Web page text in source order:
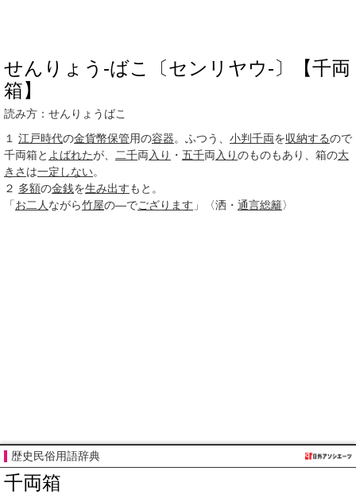
せんりょう‐ばこ〔センリヤウ‐〕【千両
箱】
読み方：せんりょうばこ
１
江戸時代の金貨幣保管用の容器。ふつう、 小判千両を収納するので
千両箱と よばれたが、 二千両 入り ・ 五千両 入りのものもあり、箱の大
きさ は一定しない。
２ 多額の金銭を生み出すもと。
「お二人 ながら竹屋の―でござります 」〈洒・ 通言総籬〉
歴史民俗用語辞典
千両箱